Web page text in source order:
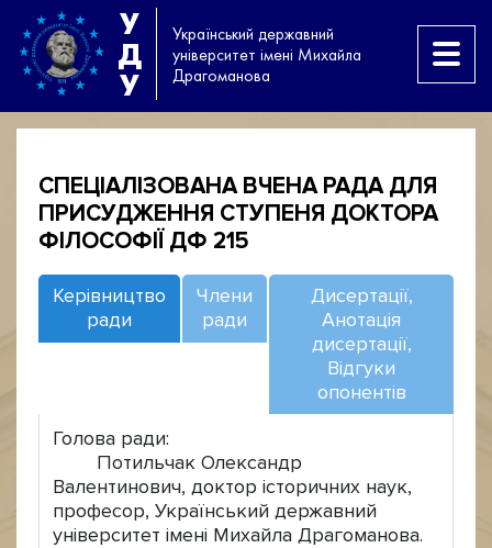
У
Д
У
Український державний
університет імені Михайла
Драгоманова
СПЕЦІАЛІЗОВАНА ВЧЕНА РАДА ДЛЯ
ПРИСУДЖЕННЯ СТУПЕНЯ ДОКТОРА
ФІЛОСОФІЇ ДФ 215
Керівництво
ради
Члени
ради
Дисертації,
Анотація
дисертації,
Відгуки
опонентів
Голова ради:
Потильчак Олександр
Валентинович, доктор історичних наук,
професор, Український державний
університет імені Михайла Драгоманова.